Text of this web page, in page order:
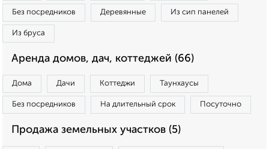
Без посредников Деревянные Из сип панелей
Из бруса
Аренда домов, дач, коттеджей (66)
Дома Дачи Коттеджи Таунхаусы
Без посредников На длительный срок Посуточно
Продажа земельных участков (5)